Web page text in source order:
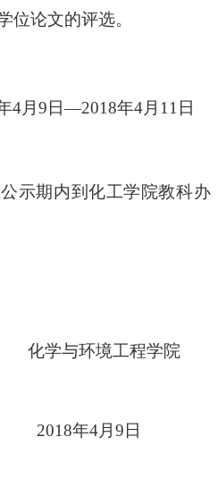
位论文的评选。
4月9日—2018年4月11日
示期内到化工学院教科办
化学与环境工程学院
年4月9日